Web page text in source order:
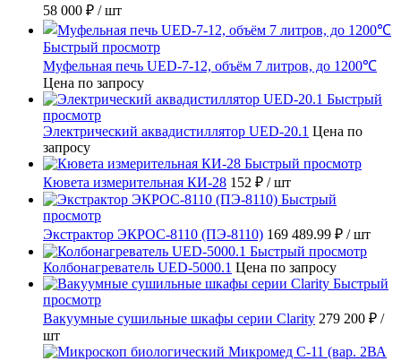
58 000 ₽ / шт
Быстрый просмотр
Муфельная печь UED-7-12, объём 7 литров, до 1200℃
Цена по запросу
Быстрый
просмотр
Электрический аквадистиллятор UED-20.1 Цена по
запросу
Быстрый просмотр
Кювета измерительная КИ-28 152 ₽ / шт
Быстрый
просмотр
Экстрактор ЭКРОС-8110 (ПЭ-8110) 169 489.99 ₽ / шт
Быстрый просмотр
Колбонагреватель UED-5000.1 Цена по запросу
Быстрый
просмотр
Вакуумные сушильные шкафы серии Clarity 279 200 ₽ /
шт